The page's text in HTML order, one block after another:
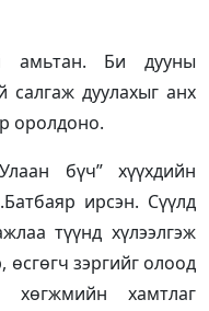
амьтан. Би дууны
салгаж дуулахыг анх
оролдоно.
бүч” хүүхдийн
ирсэн. Сүүлд
түүнд хүлээлгэж
өсгөгч зэргийг олоод
хөгжмийн хамтлаг